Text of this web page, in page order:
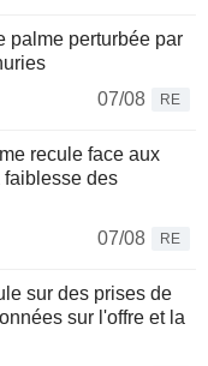
palme perturbée par
07/08
RE
recule face aux
faiblesse des
07/08
RE
sur des prises de
sur l'offre et la